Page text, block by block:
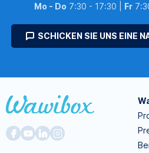
Mo - Do 7:30 - 17:30 | Fr
SCHICKEN SIE UNS EINE